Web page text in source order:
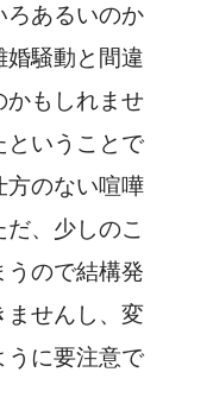
ろあるいのか
婚騒動と間違
かもしれませ
ということで
方のない喧嘩
、少しのこ
うので結構発
ませんし、変
うに要注意で